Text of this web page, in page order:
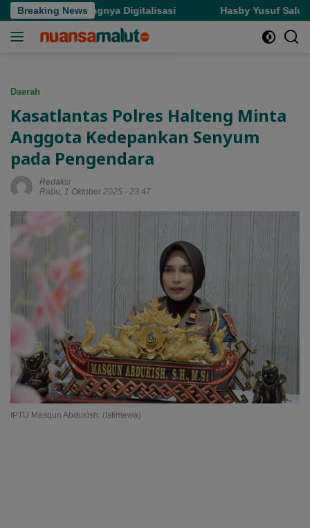
Langsung
ke
Breaking News
Pentingnya Digitalisasi Hasby Yusuf Salurkan
Daerah
Kasatlantas Polres Halteng Minta
Anggota Kedepankan Senyum
pada Pengendara
Redaksi
Rabu, 1 Oktober 2025 - 23:47
IPTU Masqun Abdukish. (Istimewa)